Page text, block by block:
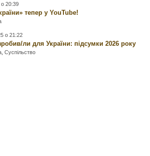
о 20:39
тепер у YouTube!
о 21:22
ли для України: підсумки 2026 року
,Суспільство